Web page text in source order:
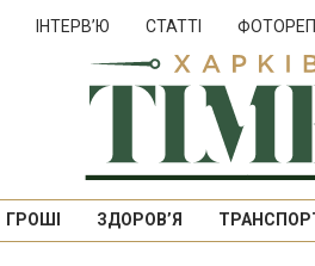
ІНТЕРВ’Ю СТАТТІ
ГРОШІ ЗДОРОВ’Я